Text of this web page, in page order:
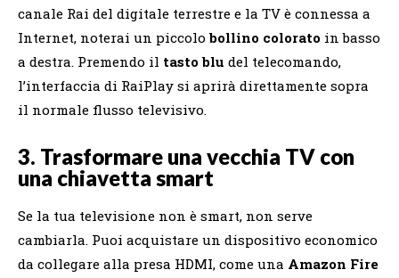
canale Rai del digitale terrestre e la TV è connessa a
Internet, noterai un piccolobollino colorato in basso
a destra. Premendo il tasto blu del telecomando,
l’interfaccia di RaiPlay si aprirà direttamente sopra
il normale flusso televisivo.
3. Trasformare una vecchia TV con
una chiavetta smart
Se la tua televisione non è smart, non serve
cambiarla. Puoi acquistare un dispositivo economico
da collegare alla presa HDMI, come una Amazon Fire